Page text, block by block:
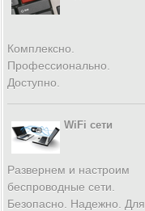
Комплексно.
Профессионально.
Доступно.
WiFi сети
Развернем и настроим
беспроводные сети.
Безопасно. Надежно. Для